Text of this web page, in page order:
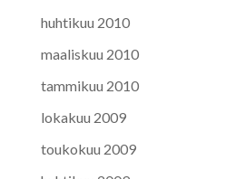
huhtikuu 2010
maaliskuu 2010
tammikuu 2010
lokakuu 2009
toukokuu 2009